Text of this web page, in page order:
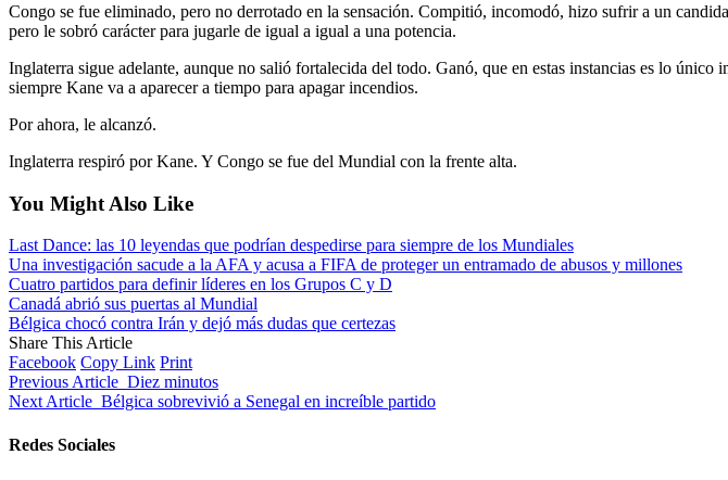
Congo se fue eliminado, pero no derrotado en la sensación. Compitió, incomodó, hizo sufrir a un
pero le sobró carácter para jugarle de igual a igual a una potencia.
Inglaterra sigue adelante, aunque no salió fortalecida del todo. Ganó, que en estas instancias es lo
siempre Kane va a aparecer a tiempo para apagar incendios.
Por ahora, le alcanzó.
Inglaterra respiró por Kane. Y Congo se fue del Mundial con la frente alta.
You Might Also Like
Last Dance: las 10 leyendas que podrían despedirse para siempre de los Mundiales
Una investigación sacude a la AFA y acusa a FIFA de proteger un entramado de abusos y millones
Cuatro partidos para definir líderes en los Grupos C y D
Canadá abrió sus puertas al Mundial
Bélgica chocó contra Irán y dejó más dudas que certezas
Share This Article
Facebook Copy Link Print
Previous Article Diez minutos
Next Article Bélgica sobrevivió a Senegal en increíble partido
Redes Sociales